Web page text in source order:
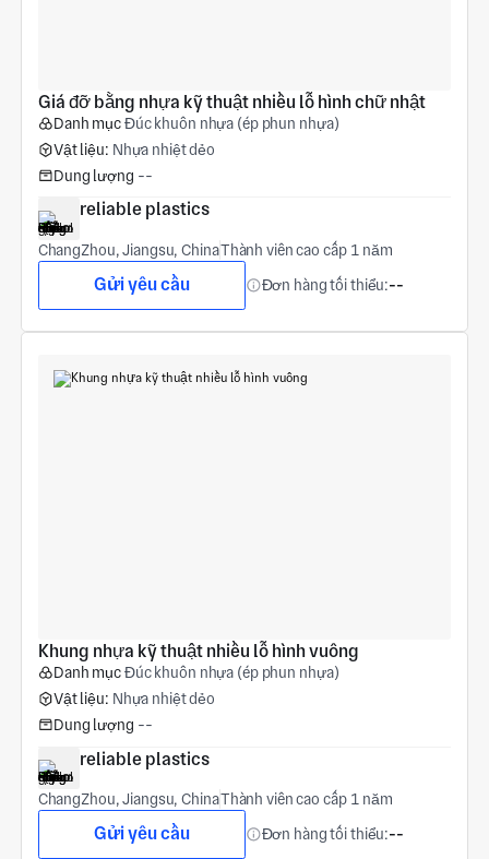
Giá đỡ bằng nhựa kỹ thuật nhiều lỗ hình chữ nhật
Danh mụcĐúc khuôn nhựa (ép phun nhựa)
Vật liệu: Nhựa nhiệt dẻo
Dung lượng --
reliable plastics
ChangZhou, Jiangsu, ChinaThành viên cao cấp 1 năm
Gửi yêu cầu Đơn hàng tối thiểu:--
Khung nhựa kỹ thuật nhiều lỗ hình vuông
Danh mụcĐúc khuôn nhựa (ép phun nhựa)
Vật liệu: Nhựa nhiệt dẻo
Dung lượng --
reliable plastics
ChangZhou, Jiangsu, ChinaThành viên cao cấp 1 năm
Gửi yêu cầu Đơn hàng tối thiểu:--